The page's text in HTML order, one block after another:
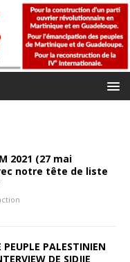
2021 (27 mai
notre tête de liste
PEUPLE PALESTINIEN
DE SIDJIE